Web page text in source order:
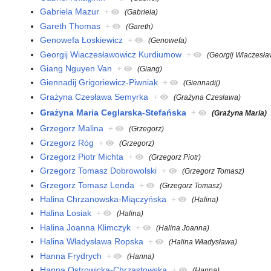
Gabriela Mazur + (Gabriela)
Gareth Thomas + (Gareth)
Genowefa Łoskiewicz + (Genowefa)
Georgij Wiaczesławowicz Kurdiumow + (Georgij
Giang Nguyen Van + (Giang)
Giennadij Grigoriewicz-Piwniak + (Giennadij)
Grażyna Czesława Semyrka + (Grażyna Czesława)
Grażyna Maria Ceglarska-Stefańska + (Grażyna Maria)
Grzegorz Malina + (Grzegorz)
Grzegorz Róg + (Grzegorz)
Grzegorz Piotr Michta + (Grzegorz Piotr)
Grzegorz Tomasz Dobrowolski + (Grzegorz Tomasz)
Grzegorz Tomasz Lenda + (Grzegorz Tomasz)
Halina Chrzanowska-Miączyńska + (Halina)
Halina Losiak + (Halina)
Halina Joanna Klimczyk + (Halina Joanna)
Halina Władysława Ropska + (Halina Władysława)
Hanna Frydrych + (Hanna)